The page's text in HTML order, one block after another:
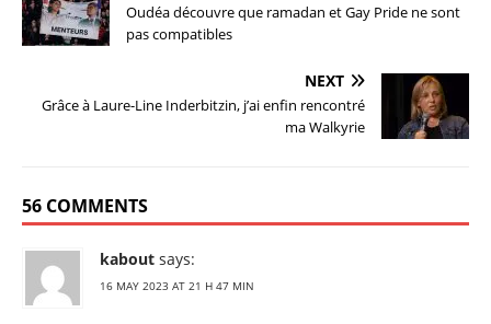
Oudéa découvre que ramadan et Gay Pride ne sont
pas compatibles
NEXT
Grâce à Laure-Line Inderbitzin, j’ai enfin rencontré
ma Walkyrie
56 COMMENTS
kabout says:
16 MAY 2023 AT 21 H 47 MIN